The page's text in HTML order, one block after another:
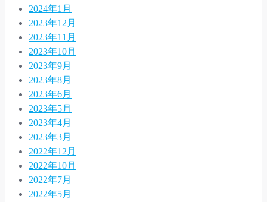
2024年1月
2023年12月
2023年11月
2023年10月
2023年9月
2023年8月
2023年6月
2023年5月
2023年4月
2023年3月
2022年12月
2022年10月
2022年7月
2022年5月